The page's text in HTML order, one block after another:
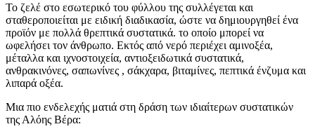
Το ζελέ στο εσωτερικό του φύλλου της συλλέγεται και
σταθεροποιείται με ειδική διαδικασία, ώστε να δημιουργηθεί ένα
προϊόν με πολλά θρεπτικά συστατικά. το οποίο μπορεί να
ωφελήσει τον άνθρωπο. Εκτός από νερό περιέχει αμινοξέα,
μέταλλα και ιχνοστοιχεία, αντιοξειδωτικά συστατικά,
ανθρακινόνες, σαπωνίνες , σάκχαρα, βιταμίνες, πεπτικά ένζυμα και
λιπαρά οξέα.
Μια πιο ενδελεχής ματιά στη δράση των ιδιαίτερων συστατικών
της Αλόης Βέρα: